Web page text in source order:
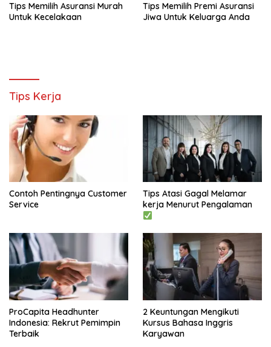
Tips Memilih Asuransi Murah
Untuk Kecelakaan
Tips Memilih Premi Asuransi
Jiwa Untuk Keluarga Anda
Tips Kerja
Contoh Pentingnya Customer
Service
Tips Atasi Gagal Melamar
kerja Menurut Pengalaman
ProCapita Headhunter
Indonesia: Rekrut Pemimpin
Terbaik
2 Keuntungan Mengikuti
Kursus Bahasa Inggris
Karyawan